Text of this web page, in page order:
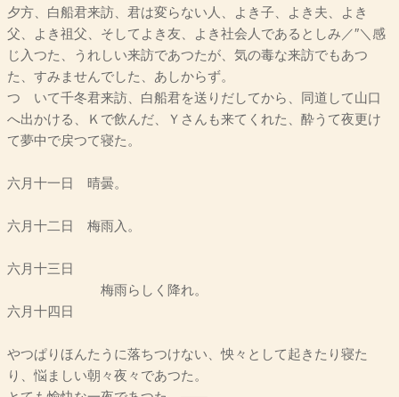
夕方、白船君来訪、君は変らない人、よき子、よき夫、よき
父、よき祖父、そしてよき友、よき社会人であるとしみ／″＼感
じ入つた、うれしい来訪であつたが、気の毒な来訪でもあつ
た、すみませんでした、あしからず。
つゞいて千冬君来訪、白船君を送りだしてから、同道して山口
へ出かける、Ｋで飲んだ、Ｙさんも来てくれた、酔うて夜更け
て夢中で戻つて寝た。
六月十一日 晴曇。
六月十二日 梅雨入。
六月十三日
梅雨らしく降れ。
六月十四日
やつぱりほんたうに落ちつけない、怏々として起きたり寝た
り、悩ましい朝々夜々であつた。